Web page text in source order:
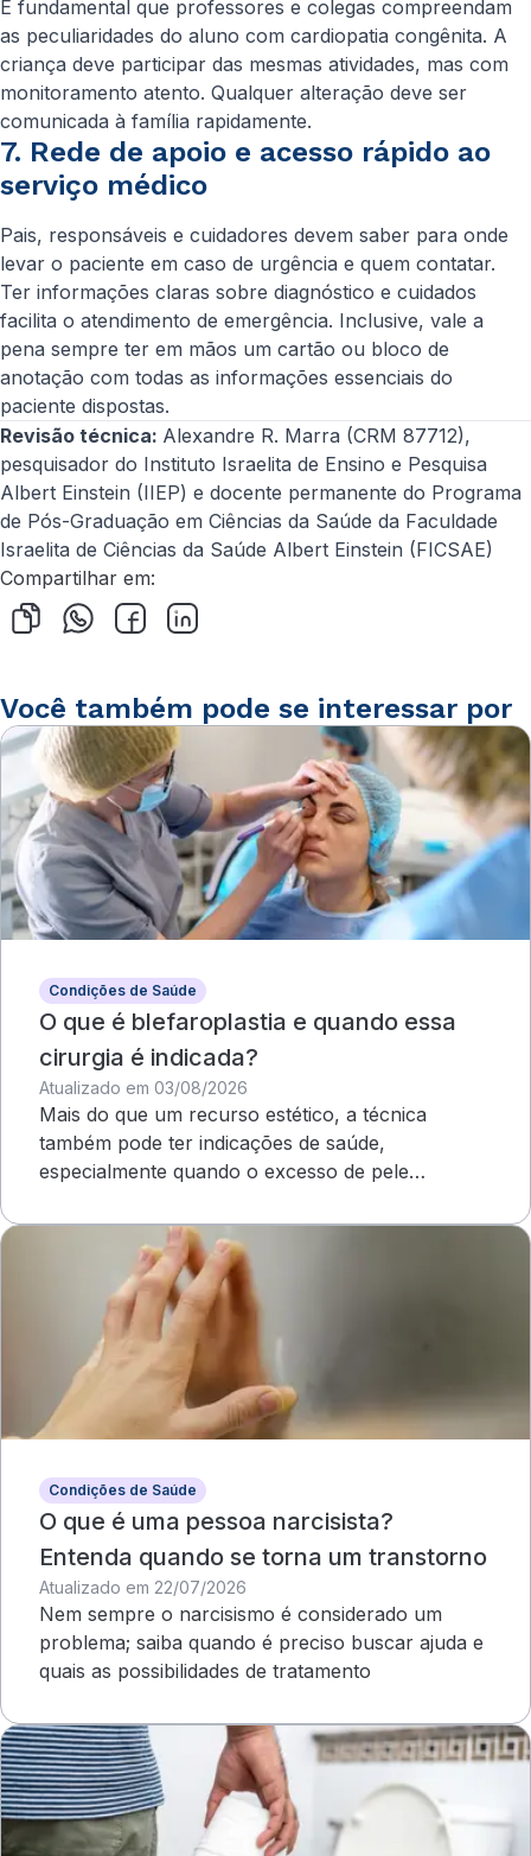
É fundamental que professores e colegas compreendam
as peculiaridades do aluno com cardiopatia congênita. A
criança deve participar das mesmas atividades, mas com
monitoramento atento. Qualquer alteração deve ser
comunicada à família rapidamente.
7. Rede de apoio e acesso rápido ao
serviço médico
Pais, responsáveis e cuidadores devem saber para onde
levar o paciente em caso de urgência e quem contatar.
Ter informações claras sobre diagnóstico e cuidados
facilita o atendimento de emergência. Inclusive, vale a
pena sempre ter em mãos um cartão ou bloco de
anotação com todas as informações essenciais do
paciente dispostas.
Revisão técnica: Alexandre R. Marra (CRM 87712),
pesquisador do Instituto Israelita de Ensino e Pesquisa
Albert Einstein (IIEP) e docente permanente do Programa
de Pós-Graduação em Ciências da Saúde da Faculdade
Israelita de Ciências da Saúde Albert Einstein (FICSAE)
Compartilhar em:
Você também pode se interessar por
Condições de Saúde
O que é blefaroplastia e quando essa
cirurgia é indicada?
Atualizado em 03/08/2026
Mais do que um recurso estético, a técnica
também pode ter indicações de saúde,
especialmente quando o excesso de pele
Condições de Saúde
O que é uma pessoa narcisista?
Entenda quando se torna um transtorno
Atualizado em 22/07/2026
Nem sempre o narcisismo é considerado um
problema; saiba quando é preciso buscar ajuda e
quais as possibilidades de tratamento